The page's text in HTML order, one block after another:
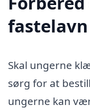
Skal ungerne
sørg for at
ungerne kan